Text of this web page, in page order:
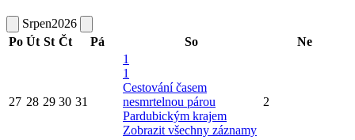
Srpen2026
Po Út St Čt Pá So Ne
27 28 29 30 31
1
1
Cestování časem
nesmrtelnou párou
Pardubickým krajem
Zobrazit všechny záznamy
2